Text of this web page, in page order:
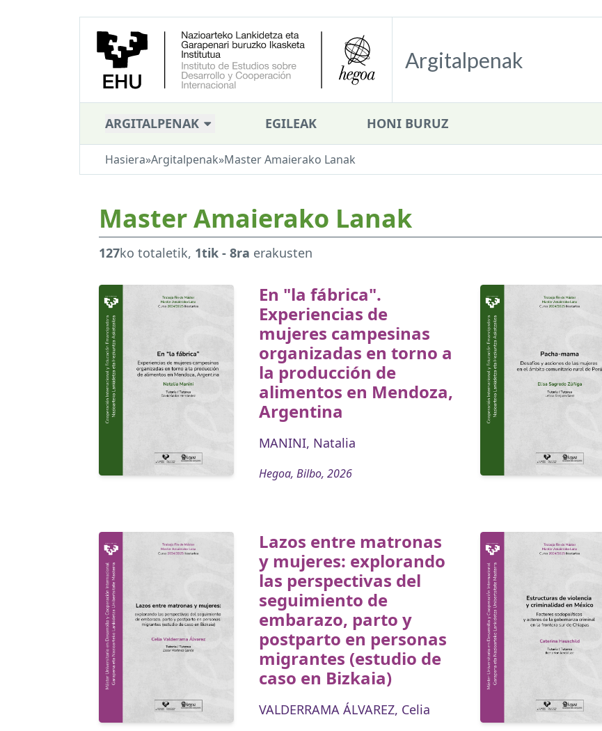
Argitalpenak
ARGITALPENAK EGILEAK HONI BURUZ
Hasiera»Argitalpenak»Master Amaierako Lanak
Master Amaierako Lanak
127ko totaletik, 1tik - 8ra erakusten
En "la fábrica".
Experiencias de
mujeres campesinas
organizadas en torno a
la producción de
alimentos en Mendoza,
Argentina
MANINI, Natalia
Hegoa, Bilbo, 2026
Lazos entre matronas
y mujeres: explorando
las perspectivas del
seguimiento de
embarazo, parto y
postparto en personas
migrantes (estudio de
caso en Bizkaia)
VALDERRAMA ÁLVAREZ, Celia